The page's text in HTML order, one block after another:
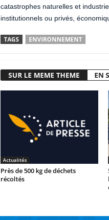
catastrophes naturelles et
institutionnels ou privés,
TAGS ENVIRONNEMENT
SUR LE MEME THEME EN
Actualités
Près de 500 kg de déchets
récoltés